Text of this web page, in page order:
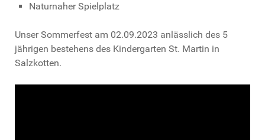
Naturnaher Spielplatz
Unser Sommerfest am 02.09.2023 anlässlich des 5
jährigen bestehens des Kindergarten St. Martin in
Salzkotten.